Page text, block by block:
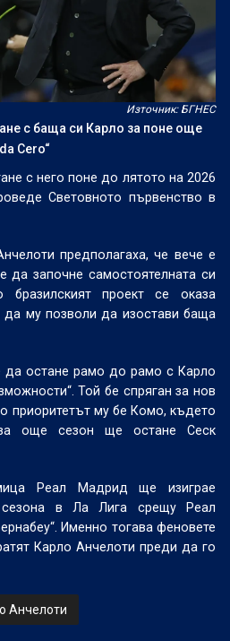
Източник: БГНЕС
с баща си Карло за поне още
Cero“
с него поне до лятото на 2026
Световното първенство в
предполагаха, че вече е
започне самостоятелната си
бразилският проект се оказа
му позволи да изостави баща
да остане рамо до рамо с Карло
Той бе спряган за нов
приоритетът му бе Комо, където
още сезон ще остане Сеск
Реал Мадрид ще изиграе
в Ла Лига срещу Реал
Именно тогава феновете
Карло Анчелоти преди да го
Анчелоти